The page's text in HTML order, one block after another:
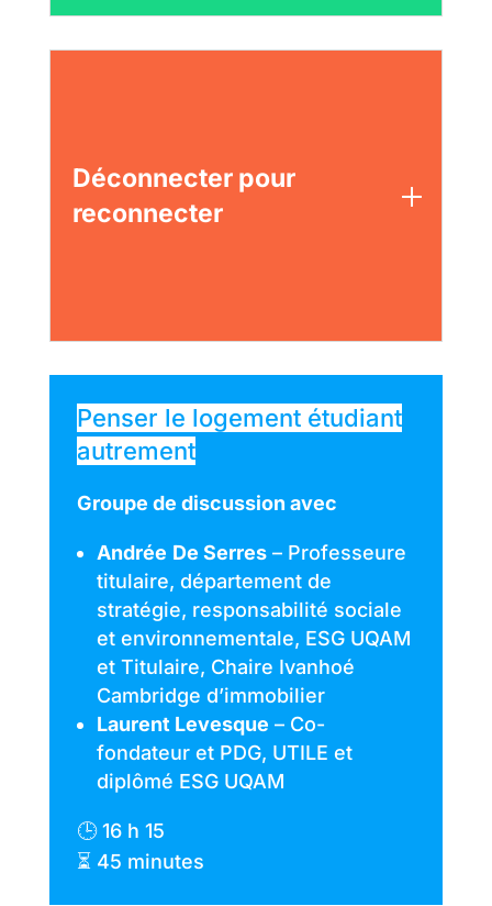
Déconnecter pour
reconnecter
Penser le logement étudiant
autrement
Groupe de discussion avec
Andrée De Serres– Professeure
titulaire, département de
stratégie, responsabilité sociale
et environnementale, ESG UQAM
et Titulaire, Chaire Ivanhoé
Cambridge d’immobilier
Laurent Levesque – Co-
fondateur et PDG, UTILE et
diplômé ESG UQAM
🕒 16 h 15
⏳ 45 minutes